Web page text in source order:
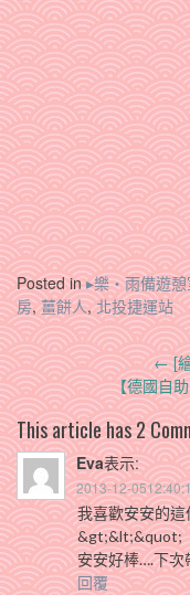
Posted in▸樂‧雨備遊憩
房,薑餅人,北投捷運站
Post
navigation
←[
【德國自
This article has 2
Eva表示:
2013-12-
我喜歡安安的
&gt;&lt;&quot;
安安好棒….下
回覆